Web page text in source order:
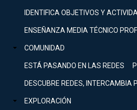
entrar
mi
IDENTIFICA OBJETIVOS Y
ENSEÑANZA MEDIA TÉCNICO
COMUNIDAD
ESTÁ PASANDO EN LAS REDES
DESCUBRE REDES, INTERCAMBIA
EXPLORACIÓN
Expand
EXPLORACIÓN
[Educarchile
Inicia